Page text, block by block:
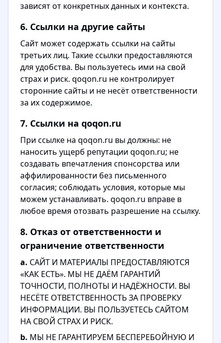
зависят от конкретных данных и контекста.
6. Ссылки на другие сайты
Сайт может содержать ссылки на сайты
третьих лиц. Такие ссылки предоставляются
для удобства. Вы пользуетесь ими на свой
страх и риск. qoqon.ru не контролирует
сторонние сайты и не несёт ответственности
за их содержимое.
7. Ссылки на qoqon.ru
При ссылке на qoqon.ru вы должны: не
наносить ущерб репутации qoqon.ru; не
создавать впечатления спонсорства или
аффилированности без письменного
согласия; соблюдать условия, которые мы
можем устанавливать. qoqon.ru вправе в
любое время отозвать разрешение на ссылку.
8. Отказ от ответственности и
ограничение ответственности
a. САЙТ И МАТЕРИАЛЫ ПРЕДОСТАВЛЯЮТСЯ
«КАК ЕСТЬ». МЫ НЕ ДАЁМ ГАРАНТИЙ
ТОЧНОСТИ, ПОЛНОТЫ И НАДЁЖНОСТИ. ВЫ
НЕСЁТЕ ОТВЕТСТВЕННОСТЬ ЗА ПРОВЕРКУ
ИНФОРМАЦИИ. ВЫ ПОЛЬЗУЕТЕСЬ САЙТОМ
НА СВОЙ СТРАХ И РИСК.
b. МЫ НЕ ГАРАНТИРУЕМ БЕСПЕРЕБОЙНУЮ И